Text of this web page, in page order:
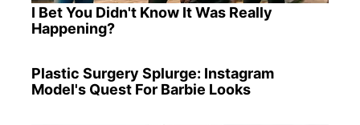
I Bet You Didn't Know It Was Really
Happening?
Plastic Surgery Splurge: Instagram
Model's Quest For Barbie Looks